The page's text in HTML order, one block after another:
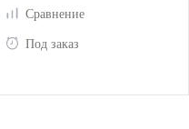
Сравнение
Под заказ